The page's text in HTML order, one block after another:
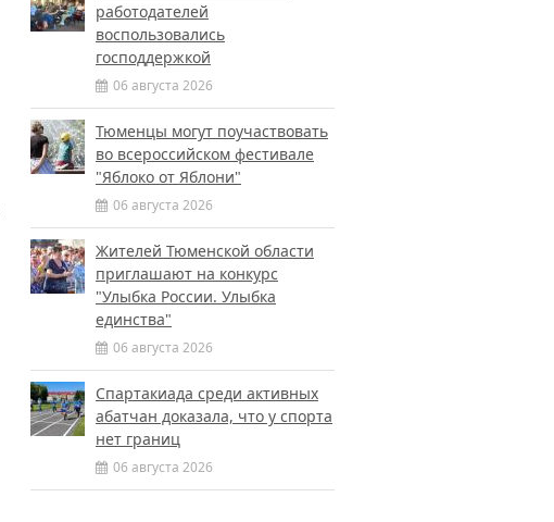
работодателей
воспользовались
господдержкой
06 августа 2026
Тюменцы могут поучаствовать
во всероссийском фестивале
"Яблоко от Яблони"
06 августа 2026
Жителей Тюменской области
приглашают на конкурс
"Улыбка России. Улыбка
единства"
06 августа 2026
Спартакиада среди активных
абатчан доказала, что у спорта
нет границ
06 августа 2026